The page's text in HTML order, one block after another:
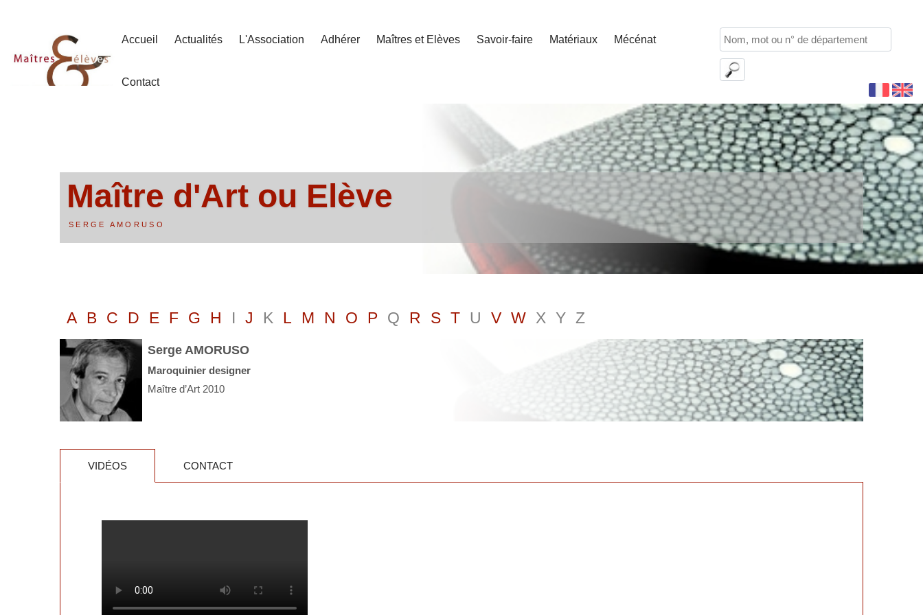
Accueil Actualités L'Association Adhérer Maîtres et Elèves Savoir-faire Matériaux Mécénat
Contact
Maître d'Art ou Elève
SERGE AMORUSO
A B C D E F G H I J K L M N O P Q R S T U V W X Y Z
Serge AMORUSO
Maroquinier designer
Maître d’Art 2010
VIDÉOS CONTACT